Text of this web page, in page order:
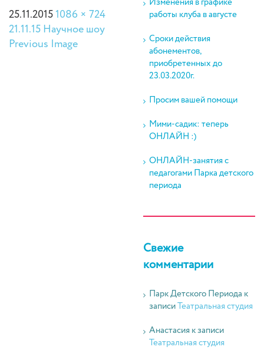
25.11.20151086 × 724
21.11.15 Научное шоу
Previous Image
работы клуба в августе
Сроки действия
абонементов,
приобретенных до
23.03.2020г.
Просим вашей помощи
Мими-садик: теперь
ОНЛАЙН :)
ОНЛАЙН-занятия с
педагогами Парка детского
периода
Свежие
комментарии
Парк Детского Периода к
записиТеатральная студия
Анастасияк записи
Театральная студия